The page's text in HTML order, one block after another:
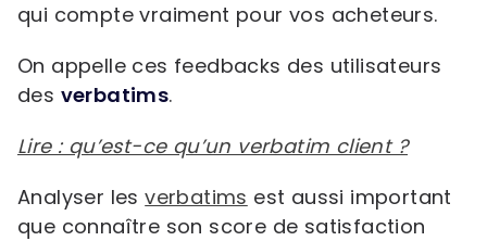
qui compte vraiment pour vos acheteurs.
On appelle ces feedbacks des utilisateurs
des verbatims.
Lire : qu’est-ce qu’un verbatim client ?
Analyser lesverbatims est aussi important
que connaître son score de satisfaction